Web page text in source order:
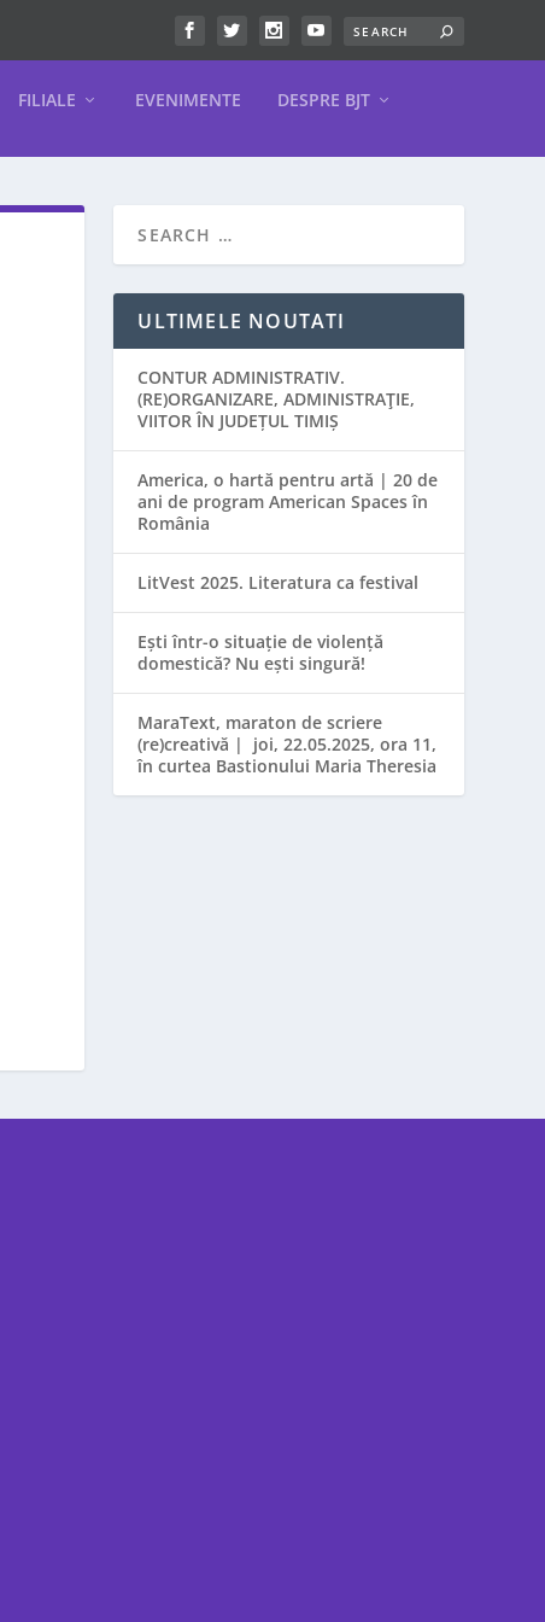
FILIALE EVENIMENTE DESPRE BJT
ULTIMELE NOUTATI
CONTUR ADMINISTRATIV.
(RE)ORGANIZARE, ADMINISTRAŢIE,
VIITOR ÎN JUDEȚUL TIMIȘ
America, o hartă pentru artă | 20 de
ani de program American Spaces în
România
LitVest 2025. Literatura ca festival
Ești într-o situație de violență
domestică? Nu ești singură!
MaraText, maraton de scriere
(re)creativă | joi, 22.05.2025, ora 11,
în curtea Bastionului Maria Theresia